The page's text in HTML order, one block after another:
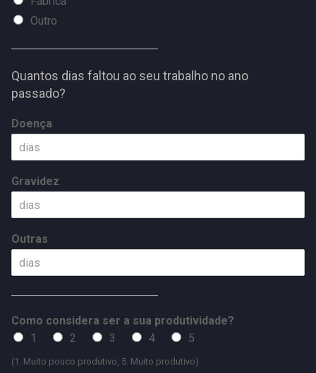
Outro
Quantos dias faltou ao seu trabalho no ano
passado?
Doença
Gravidez
Outras
Como considera ser a sua produtividade?
1
2 3 4 5
(1. Muito pouco produtivo, 5. Muito produtivo)